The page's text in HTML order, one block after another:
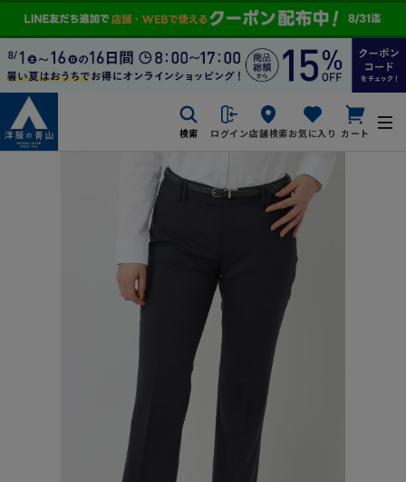
検索 ログイン店舗検索お気に入り カート